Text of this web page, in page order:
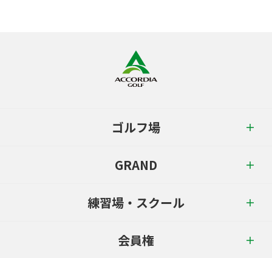
ゴルフ場
GRAND
練習場・スクール
会員権